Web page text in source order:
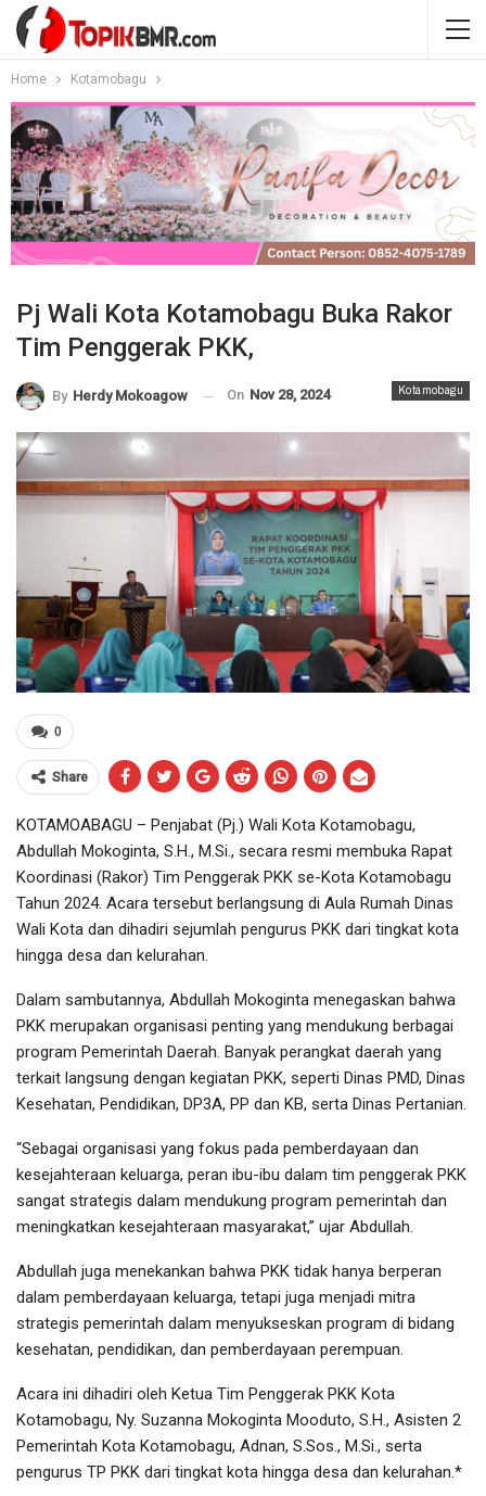
Home Kotamobagu
Pj Wali Kota Kotamobagu Buka Rakor
Tim Penggerak PKK,
Kotamobagu
By Herdy Mokoagow On Nov 28, 2024
0
Share
KOTAMOABAGU – Penjabat (Pj.) Wali Kota Kotamobagu,
Abdullah Mokoginta, S.H., M.Si., secara resmi membuka Rapat
Koordinasi (Rakor) Tim Penggerak PKK se-Kota Kotamobagu
Tahun 2024. Acara tersebut berlangsung di Aula Rumah Dinas
Wali Kota dan dihadiri sejumlah pengurus PKK dari tingkat kota
hingga desa dan kelurahan.
Dalam sambutannya, Abdullah Mokoginta menegaskan bahwa
PKK merupakan organisasi penting yang mendukung berbagai
program Pemerintah Daerah. Banyak perangkat daerah yang
terkait langsung dengan kegiatan PKK, seperti Dinas PMD, Dinas
Kesehatan, Pendidikan, DP3A, PP dan KB, serta Dinas Pertanian.
“Sebagai organisasi yang fokus pada pemberdayaan dan
kesejahteraan keluarga, peran ibu-ibu dalam tim penggerak PKK
sangat strategis dalam mendukung program pemerintah dan
meningkatkan kesejahteraan masyarakat,” ujar Abdullah.
Abdullah juga menekankan bahwa PKK tidak hanya berperan
dalam pemberdayaan keluarga, tetapi juga menjadi mitra
strategis pemerintah dalam menyukseskan program di bidang
kesehatan, pendidikan, dan pemberdayaan perempuan.
Acara ini dihadiri oleh Ketua Tim Penggerak PKK Kota
Kotamobagu, Ny. Suzanna Mokoginta Mooduto, S.H., Asisten 2
Pemerintah Kota Kotamobagu, Adnan, S.Sos., M.Si., serta
pengurus TP PKK dari tingkat kota hingga desa dan kelurahan.*